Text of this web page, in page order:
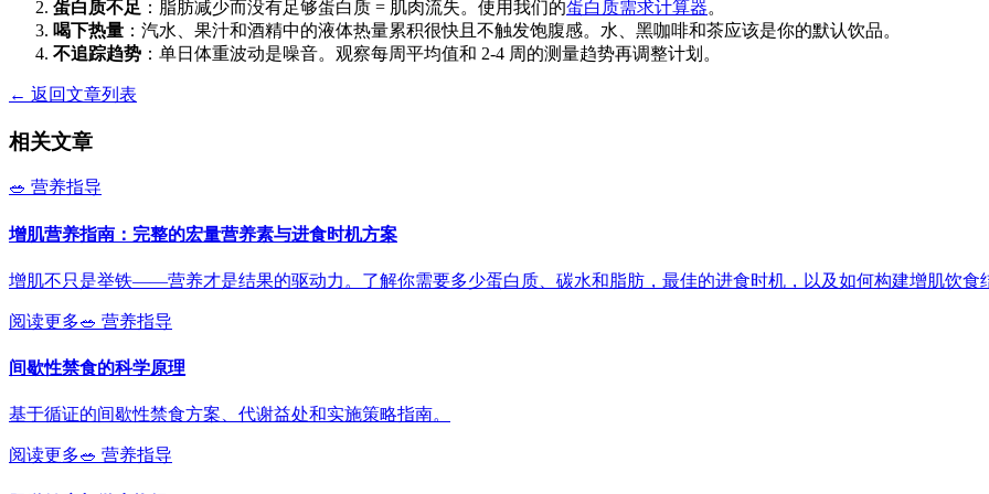
蛋白质不足 ：脂肪减少而没有足够蛋白质 = 肌肉流失。使用我们的蛋白质需求计算器。
喝下热量 ：汽水、果汁和酒精中的液体热量累积很快且不触发饱腹感。水、黑咖啡和茶应该是你的默认饮品。
不追踪趋势 ：单日体重波动是噪音。观察每周平均值和 2-4 周的测量趋势再调整计划。
← 返回文章列表
相关文章
🥗 营养指导
增肌营养指南：完整的宏量营养素与进食时机方案
增肌不只是举铁——营养才是结果的驱动力。了解你需要多少蛋白质、碳水和脂肪，最佳的进食时机，以及如何构建增肌饮食
阅读更多🥗 营养指导
间歇性禁食的科学原理
基于循证的间歇性禁食方案、代谢益处和实施策略指南。
阅读更多🥗 营养指导